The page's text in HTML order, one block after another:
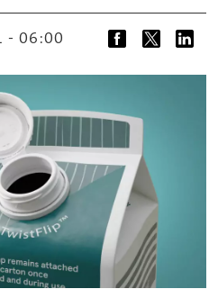
- 06:00